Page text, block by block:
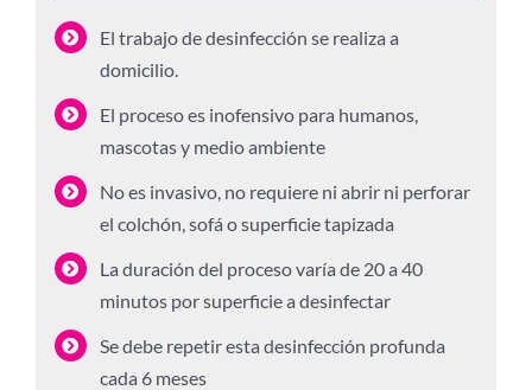
El trabajo de desinfección se realiza a
domicilio.
El proceso es inofensivo para humanos,
mascotas y medio ambiente
No es invasivo, no requiere ni abrir ni perforar
el colchón, sofá o superficie tapizada
La duración del proceso varía de 20 a 40
minutos por superficie a desinfectar
Se debe repetir esta desinfección profunda
cada 6 meses